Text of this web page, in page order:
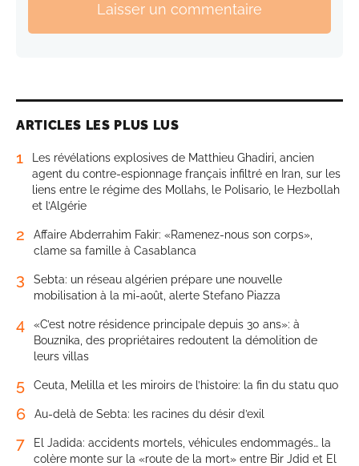
Laisser un commentaire
ARTICLES LES PLUS LUS
1
Les révélations explosives de Matthieu Ghadiri, ancien
agent du contre-espionnage français infiltré en Iran, sur les
liens entre le régime des Mollahs, le Polisario, le Hezbollah
et l’Algérie
2
Affaire Abderrahim Fakir: «Ramenez-nous son corps»,
clame sa famille à Casablanca
3
Sebta: un réseau algérien prépare une nouvelle
mobilisation à la mi-août, alerte Stefano Piazza
4
«C’est notre résidence principale depuis 30 ans»: à
Bouznika, des propriétaires redoutent la démolition de
leurs villas
5 Ceuta, Melilla et les miroirs de l’histoire: la fin du statu quo
6 Au-delà de Sebta: les racines du désir d’exil
7
El Jadida: accidents mortels, véhicules endommagés… la
colère monte sur la «route de la mort» entre Bir Jdid et El